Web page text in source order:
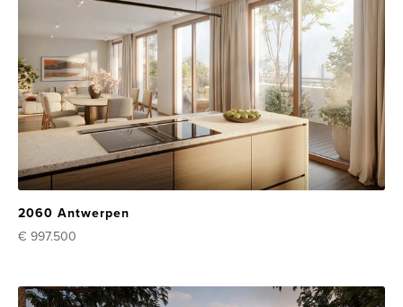
2060 Antwerpen
€ 997.500